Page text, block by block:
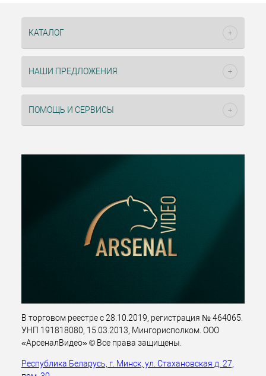
КАТАЛОГ
НАШИ ПРЕДЛОЖЕНИЯ
ПОМОЩЬ И СЕРВИСЫ
В торговом реестре с 28.10.2019, регистрация № 464065.
УНП 191818080, 15.03.2013, Мингорисполком. ООО
«АрсеналВидео» © Все права защищены.
Республика Беларусь, г. Минск, ул. Стахановская д. 27,